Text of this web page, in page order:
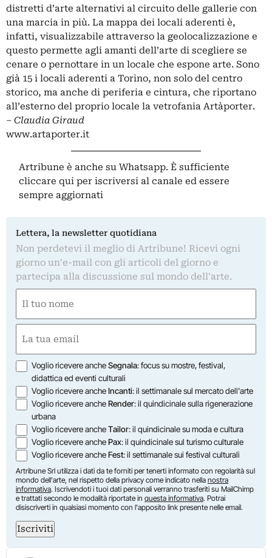
distretti d’arte alternativi al circuito delle gallerie con
una marcia in più. La mappa dei locali aderenti è,
infatti, visualizzabile attraverso la geolocalizzazione e
questo permette agli amanti dell’arte di scegliere se
cenare o pernottare in un locale che espone arte. Sono
già 15 i locali aderenti a Torino, non solo del centro
storico, ma anche di periferia e cintura, che riportano
all’esterno del proprio locale la vetrofania Artàporter.
– Claudia Giraud
www.artaporter.it
Artribune è anche su Whatsapp. È sufficiente
cliccare qui per iscriversi al canale ed essere
sempre aggiornati
Lettera, la newsletter quotidiana
Non perdetevi il meglio di Artribune! Ricevi ogni
giorno un'e-mail con gli articoli del giorno e
partecipa alla discussione sul mondo dell'arte.
(Required)
First
(Required)
Opzioni
Voglio ricevere ancheSegnala: focus su mostre, festival,
didattica ed eventi culturali
Voglio ricevere ancheIncanti: il settimanale sul mercato dell'arte
Voglio ricevere ancheRender: il quindicinale sulla rigenerazione
urbana
Voglio ricevere ancheTailor: il quindicinale su moda e cultura
Voglio ricevere anchePax: il quindicinale sul turismo culturale
Voglio ricevere ancheFest: il settimanale sui festival culturali
Artribune Srl utilizza i dati da te forniti per tenerti informato con regolarità sul
mondo dell'arte, nel rispetto della privacy come indicato nella nostra
informativa. Iscrivendoti i tuoi dati personali verranno trasferiti su MailChimp
e trattati secondo le modalità riportate in questa informativa. Potrai
disiscriverti in qualsiasi momento con l'apposito link presente nelle email.
Iscriviti